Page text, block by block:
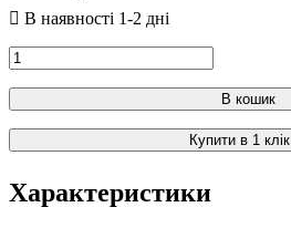
В кошик
Купити в 1 клік
Характеристики